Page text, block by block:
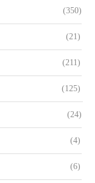
(350)
(21)
(211)
(125)
(24)
(4)
(6)